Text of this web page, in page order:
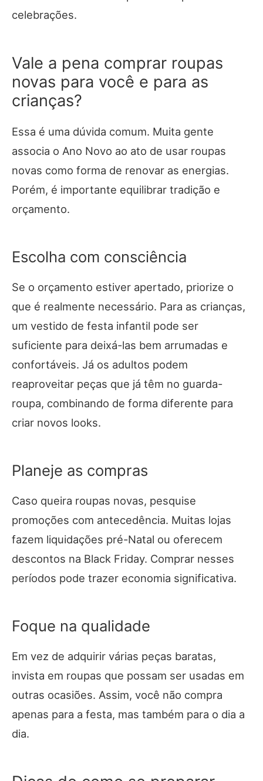
celebrações.
Vale a pena comprar roupas
novas para você e para as
crianças?
Essa é uma dúvida comum. Muita gente
associa o Ano Novo ao ato de usar roupas
novas como forma de renovar as energias.
Porém, é importante equilibrar tradição e
orçamento.
Escolha com consciência
Se o orçamento estiver apertado, priorize o
que é realmente necessário. Para as crianças,
um vestido de festa infantil pode ser
suficiente para deixá-las bem arrumadas e
confortáveis. Já os adultos podem
reaproveitar peças que já têm no guarda-
roupa, combinando de forma diferente para
criar novos looks.
Planeje as compras
Caso queira roupas novas, pesquise
promoções com antecedência. Muitas lojas
fazem liquidações pré-Natal ou oferecem
descontos na Black Friday. Comprar nesses
períodos pode trazer economia significativa.
Foque na qualidade
Em vez de adquirir várias peças baratas,
invista em roupas que possam ser usadas em
outras ocasiões. Assim, você não compra
apenas para a festa, mas também para o dia a
dia.